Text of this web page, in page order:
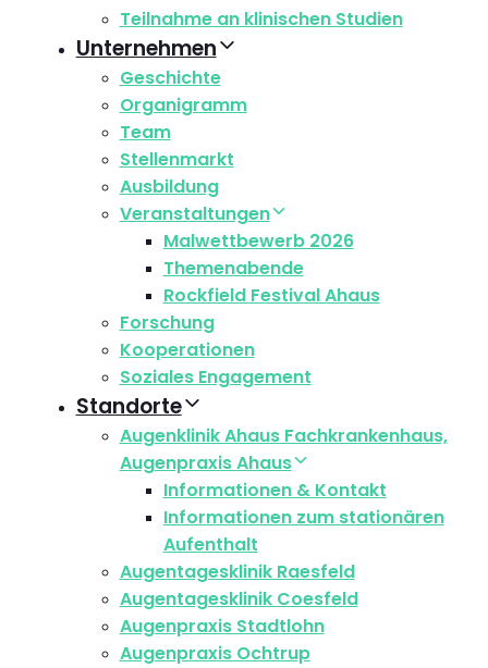
Teilnahme an klinischen Studien
Unternehmen
Geschichte
Organigramm
Team
Stellenmarkt
Ausbildung
Veranstaltungen
Malwettbewerb 2026
Themenabende
Rockfield Festival Ahaus
Forschung
Kooperationen
Soziales Engagement
Standorte
Augenklinik Ahaus Fachkrankenhaus,
Augenpraxis Ahaus
Informationen & Kontakt
Informationen zum stationären
Aufenthalt
Augentagesklinik Raesfeld
Augentagesklinik Coesfeld
Augenpraxis Stadtlohn
Augenpraxis Ochtrup